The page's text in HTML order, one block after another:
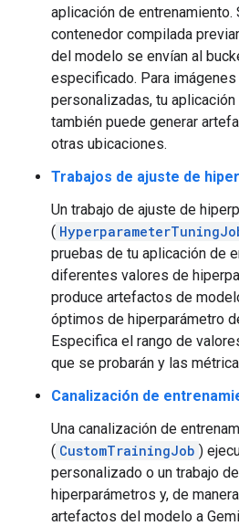
aplicación de entrenamiento.
contenedor compilada
del modelo se envían al
especificado. Para
personalizadas, tu
también puede generar
otras ubicaciones.
Trabajos de ajuste de
Un trabajo de ajuste de
(
pruebas de tu aplicación de
diferentes valores de
produce artefactos de
óptimos de hiperparámetro
Especifica el rango de
que se probarán y las
Canalización de
Una canalización de
( CustomTrainingJob )
personalizado o un trabajo
hiperparámetros y, de
artefactos del modelo a